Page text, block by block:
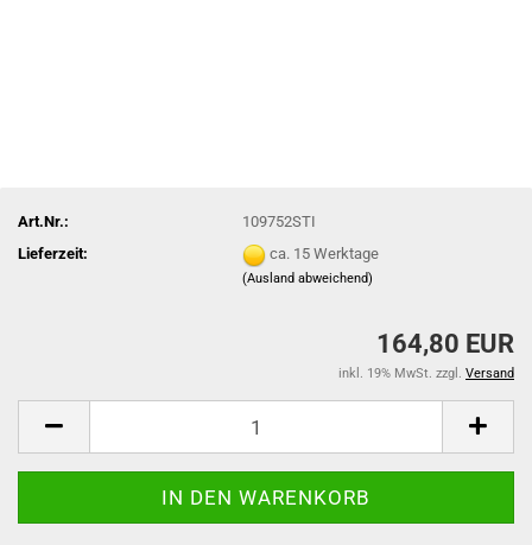
Art.Nr.:
109752STI
Lieferzeit:
ca. 15 Werktage
(Ausland abweichend)
164,80 EUR
inkl. 19% MwSt. zzgl. Versand